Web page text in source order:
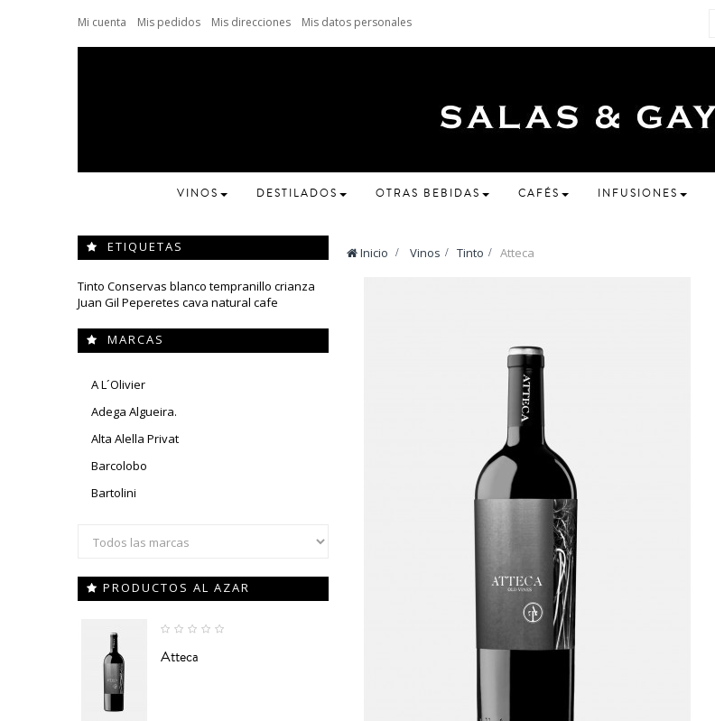
Mi cuenta Mis pedidos Mis direcciones Mis datos personales
VINOS DESTILADOS OTRAS BEBIDAS CAFÉS INFUSIONES
ETIQUETAS
Tinto Conservas blanco tempranillo crianza
Juan Gil Peperetes cava natural cafe
MARCAS
A L´Olivier
Adega Algueira.
Alta Alella Privat
Barcolobo
Bartolini
PRODUCTOS AL AZAR
Atteca
Inicio > Vinos > Tinto > Atteca